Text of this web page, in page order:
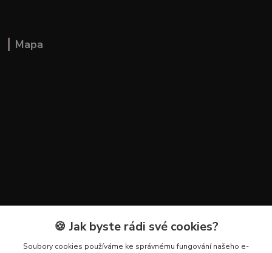
Mapa
Kontakty🍪 Jak byste rádi své cookies?
Soubory cookies používáme ke správnému fungování našeho e-